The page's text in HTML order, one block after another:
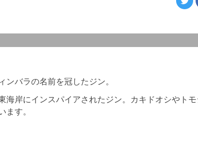
ンバラの名前を冠したジン。
海岸にインスパイアされたジン。カキドオシやト
ます。